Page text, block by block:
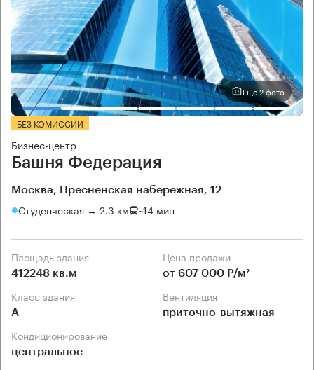
Еще 2 фото
БЕЗ КОМИССИИ
Бизнес-центр
Башня Федерация
Москва, Пресненская набережная, 12
Студенческая → 2.3 км ~14 мин
Площадь здания
412248 кв.м
Цена продажи
от 607 000 Р/м²
Класс здания
А
Вентиляция
приточно-вытяжная
Кондиционирование
центральное